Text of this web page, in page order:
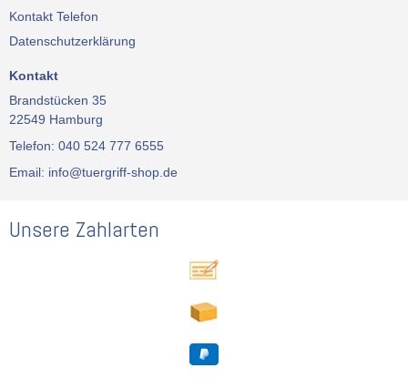
Kontakt Telefon
Datenschutzerklärung
Kontakt
Brandstücken 35
22549 Hamburg
Telefon: 040 524 777 6555
Email: info@tuergriff-shop.de
Unsere Zahlarten